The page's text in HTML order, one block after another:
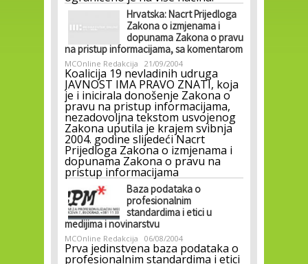
Hrvatska: Nacrt Prijedloga
Zakona o izmjenama i
dopunama Zakona o pravu
na pristup informacijama, sa komentarom
MCOnline Redakcija 21/09/2004
Koalicija 19 nevladinih udruga
JAVNOST IMA PRAVO ZNATI, koja
je i inicirala donošenje Zakona o
pravu na pristup informacijama,
nezadovoljna tekstom usvojenog
Zakona uputila je krajem svibnja
2004. godine slijedeći Nacrt
Prijedloga Zakona o izmjenama i
dopunama Zakona o pravu na
pristup informacijama
Baza podataka o
profesionalnim
standardima i etici u
medijima i novinarstvu
MCOnline Redakcija 06/08/2004
Prva jedinstvena baza podataka o
profesionalnim standardima i etici